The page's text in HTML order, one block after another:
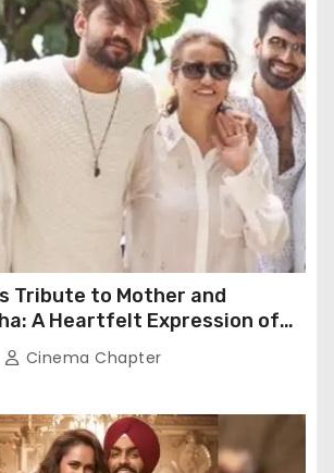
Tribute to Mother and
A Heartfelt Expression of
Cinema Chapter